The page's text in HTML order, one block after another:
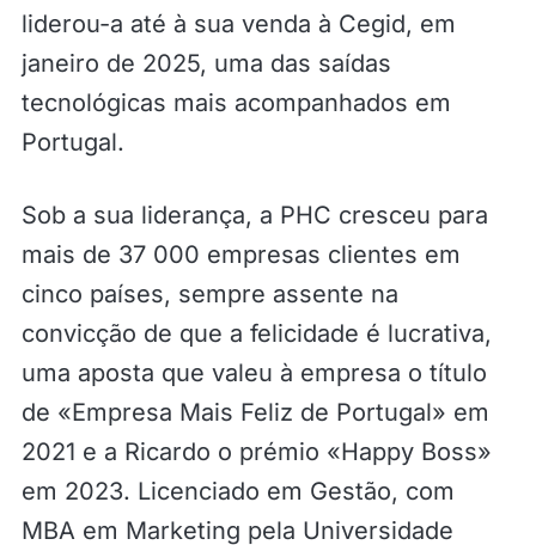
liderou-a até à sua venda à Cegid, em
janeiro de 2025, uma das saídas
tecnológicas mais acompanhados em
Portugal.
Sob a sua liderança, a PHC cresceu para
mais de 37 000 empresas clientes em
cinco países, sempre assente na
convicção de que a felicidade é lucrativa,
uma aposta que valeu à empresa o título
de «Empresa Mais Feliz de Portugal» em
2021 e a Ricardo o prémio «Happy Boss»
em 2023. Licenciado em Gestão, com
MBA em Marketing pela Universidade